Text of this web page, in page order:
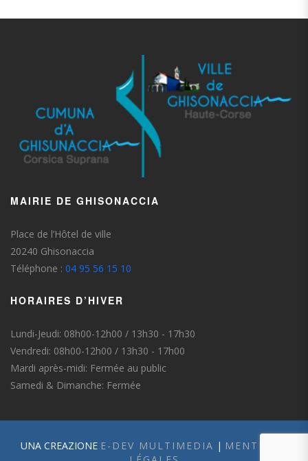
MAIRIE DE GHISONACCIA
Place de l’Hôtel de ville
20240 Ghisonaccia
Téléphone : 04 95 56 15 10
HORAIRES D’HIVER
Lundi-Jeudi: 08h00-12h00 / 13h30 - 17h30
Vendredi: 08h00-12h00 / 13h30 - 17h00
Mardi après-midi: Fermée au public
Samedi & Dimanche: Fermée
UNA CREAZIONE E-DEV MULTIMEDIA | MENTIONS